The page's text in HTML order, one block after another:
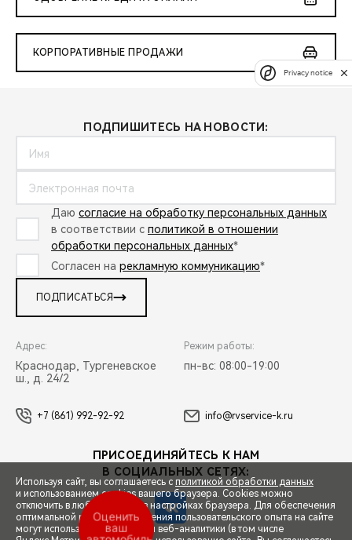
КОРПОРАТИВНЫЕ ПРОДАЖИ
ПОДПИШИТЕСЬ НА НОВОСТИ:
Даю согласие на обработку персональных данных
в соответствии с политикой в отношении
обработки персональных данных*
Согласен на рекламную коммуникацию*
ПОДПИСАТЬСЯ
Адрес:
Краснодар, Тургеневское
ш., д. 24/2
Режим работы:
пн-вс: 08:00-19:00
+7 (861) 992-92-92 info@rvservice-k.ru
ПРИСОЕДИНЯЙТЕСЬ К НАМ
В СОЦИАЛЬНЫХ СЕТЯХ:
Используя сайт, вы соглашаетесь с политикой обработки данных
и использованием cookies вашего браузера. Cookies можно
отключить в любой момент в настройках браузера. Для обеспечения
оптимальной работы и улучшения пользовательского опыта на сайте
могут использоваться системы веб-аналитики (в том числе
Оценить
ваш
Privacy notice